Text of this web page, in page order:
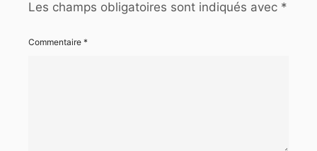
Les champs obligatoires sont indiqués avec *
Commentaire *